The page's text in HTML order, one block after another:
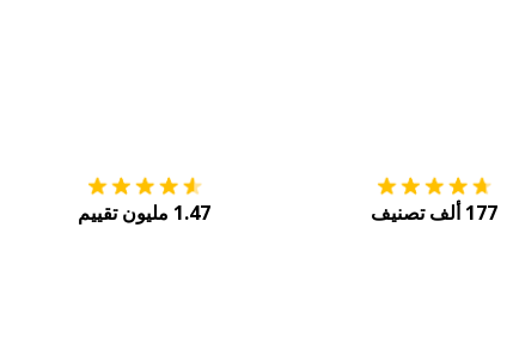
177 ألف تصنيف 1.47 مليون تقييم